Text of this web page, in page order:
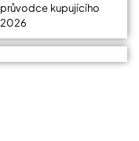
průvodce kupujícího
2026